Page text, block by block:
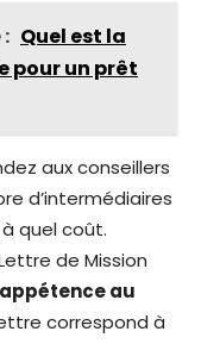
Quel est la
pour un prêt
aux conseillers
d’intermédiaires
quel coût.
de Mission
appétence au
correspond à